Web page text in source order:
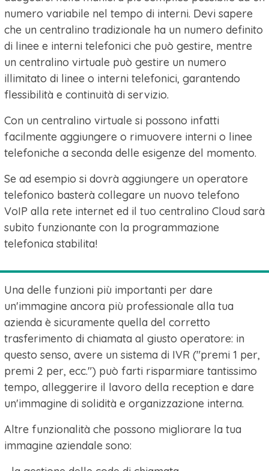
numero variabile nel tempo di interni. Devi sapere
che un centralino tradizionale ha un numero definito
di linee e interni telefonici che può gestire, mentre
un centralino virtuale può gestire un numero
illimitato di linee o interni telefonici, garantendo
flessibilità e continuità di servizio.
Con un centralino virtuale si possono infatti
facilmente aggiungere o rimuovere interni o linee
telefoniche a seconda delle esigenze del momento.
Se ad esempio si dovrà aggiungere un operatore
telefonico basterà collegare un nuovo telefono
VoIP alla rete internet ed il tuo centralino Cloud sarà
subito funzionante con la programmazione
telefonica stabilita!
Una delle funzioni più importanti per dare
un'immagine ancora più professionale alla tua
azienda è sicuramente quella del corretto
trasferimento di chiamata al giusto operatore: in
questo senso, avere un sistema di IVR ("premi 1 per,
premi 2 per, ecc.") può farti risparmiare tantissimo
tempo, alleggerire il lavoro della reception e dare
un'immagine di solidità e organizzazione interna.
Altre funzionalità che possono migliorare la tua
immagine aziendale sono: